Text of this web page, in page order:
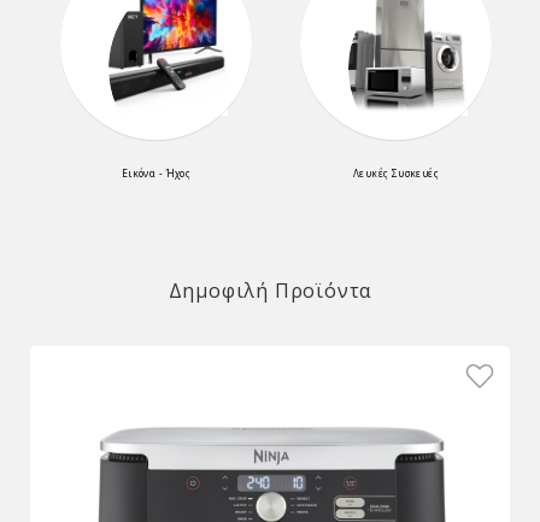
Εικόνα - Ήχος Λευκές Συσκευές
Δημοφιλή Προϊόντα